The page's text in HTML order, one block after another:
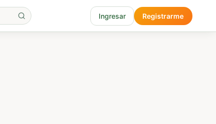
Ingresar Registrarme